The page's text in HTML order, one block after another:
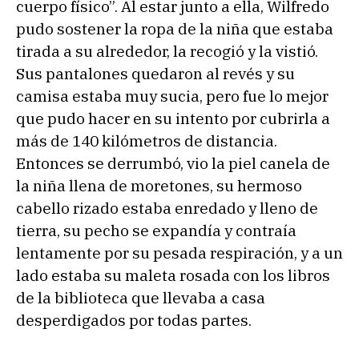
cuerpo físico”. Al estar junto a ella, Wilfredo
pudo sostener la ropa de la niña que estaba
tirada a su alrededor, la recogió y la vistió.
Sus pantalones quedaron al revés y su
camisa estaba muy sucia, pero fue lo mejor
que pudo hacer en su intento por cubrirla a
más de 140 kilómetros de distancia.
Entonces se derrumbó, vio la piel canela de
la niña llena de moretones, su hermoso
cabello rizado estaba enredado y lleno de
tierra, su pecho se expandía y contraía
lentamente por su pesada respiración, y a un
lado estaba su maleta rosada con los libros
de la biblioteca que llevaba a casa
desperdigados por todas partes.